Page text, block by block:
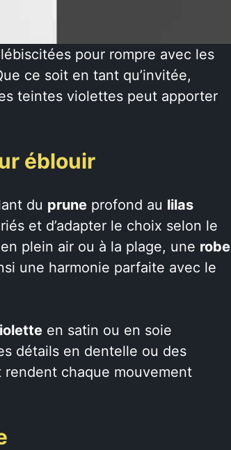
pour rompre avec les
ce soit en tant qu’invitée,
teintes violettes peut apporter
éblouir
du prune profond au lilas
et d’adapter le choix selon le
plein air ou à la plage, une robe
une harmonie parfaite avec le
en satin ou en soie
détails en dentelle ou des
chaque mouvement